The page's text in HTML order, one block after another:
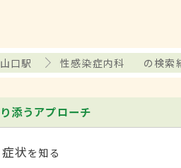
口駅 性感染症内科 の検索
添うアプローチ
症状を知る